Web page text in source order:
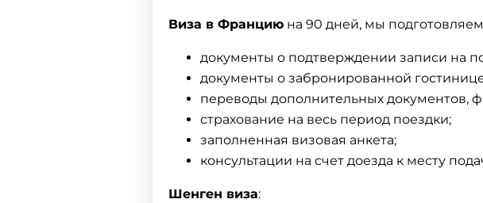
Виза в Францию​​на 90 дней, мы
документы о подтверждении записи на
документы о забронированной
переводы дополнительных документов,
страхование на весь период поездки;
заполненная визовая анкета;
консультации на счет доезда к месту
Шенген виза: